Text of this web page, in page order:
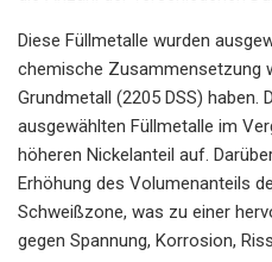
Diese Füllmetalle wurden
chemische Zusammensetzung
Grundmetall (2205 DSS) haben.
ausgewählten Füllmetalle im
höheren Nickelanteil auf.
Erhöhung des Volumenanteils
Schweißzone, was zu einer
gegen Spannung, Korrosion,